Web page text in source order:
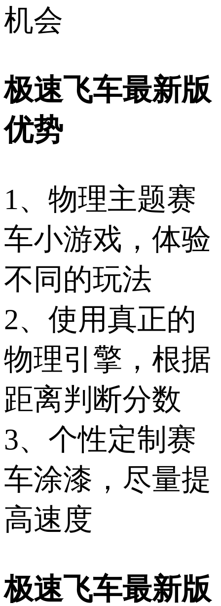
机会
极速飞车最新版
优势
1、物理主题赛
车小游戏，体验
不同的玩法
2、使用真正的
物理引擎，根据
距离判断分数
3、个性定制赛
车涂漆，尽量提
高速度
极速飞车最新版